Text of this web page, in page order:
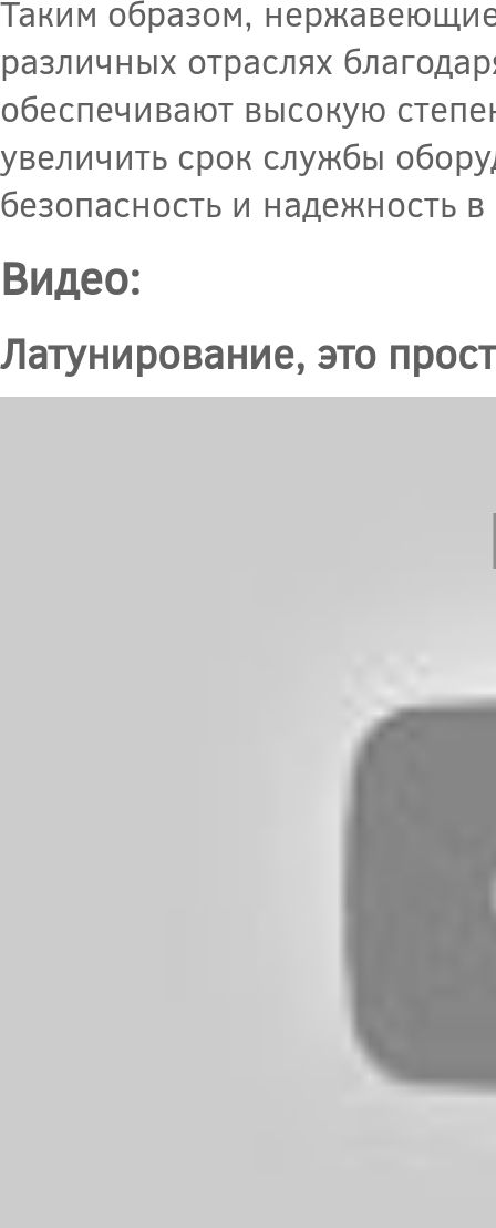
Таким образом,
различных отраслях
обеспечивают высокую
увеличить срок службы
безопасность и надежность
Видео:
Латунирование, это